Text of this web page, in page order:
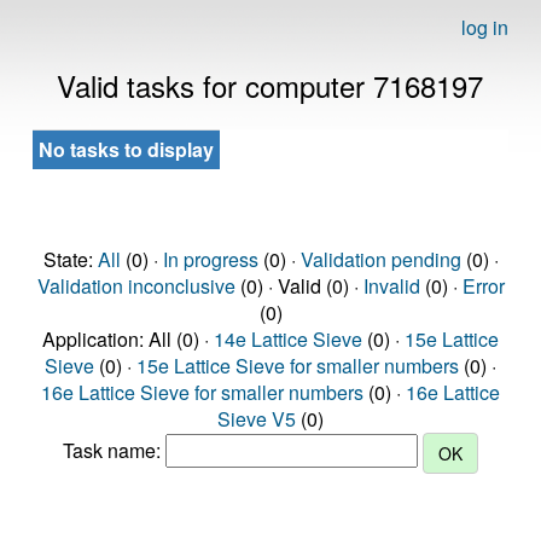
log in
Valid tasks for computer 7168197
No tasks to display
State: All (0) · In progress(0) · Validation pending (0) ·
Validation inconclusive(0) · Valid (0) · Invalid (0) · Error
(0)
Application: All (0) · 14e Lattice Sieve (0) · 15e Lattice
Sieve (0) · 15e Lattice Sieve for smaller numbers (0) ·
16e Lattice Sieve for smaller numbers (0) · 16e Lattice
Sieve V5 (0)
Task name: